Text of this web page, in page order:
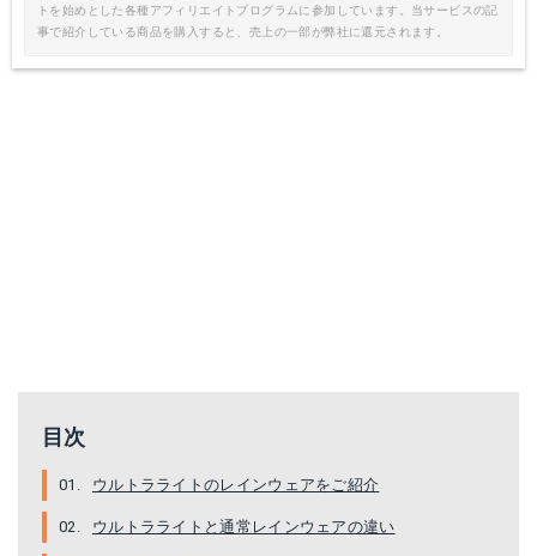
トを始めとした各種アフィリエイトプログラムに参加しています。当サービスの記
事で紹介している商品を購入すると、売上の一部が弊社に還元されます。
目次
ウルトラライトのレインウェアをご紹介
ウルトラライトと通常レインウェアの違い
楽天で詳細を見る 楽天で詳細を見る
Amazonで詳細を見る